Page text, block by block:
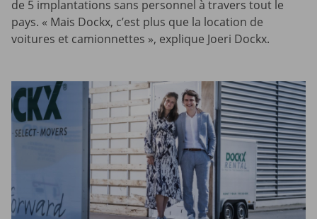
de 5 implantations sans personnel à travers tout le
pays. « Mais Dockx, c’est plus que la location de
voitures et camionnettes », explique Joeri Dockx.